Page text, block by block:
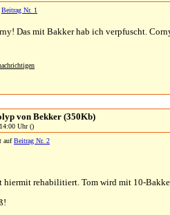
Beitrag Nr. 1
Das mit Bakker hab ich verpfuscht.
von Bekker (350Kb)
Uhr ()
aufBeitrag Nr. 2
hiermit rehabilitiert. Tom wird mit 10-